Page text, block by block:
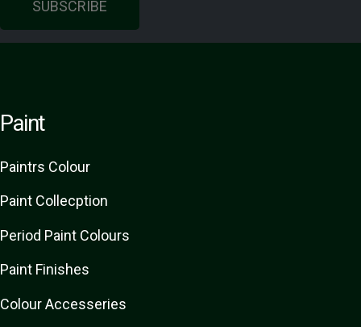
SUBSCRIBE
Paint
Paintrs Colour
Paint Collecption
Period Paint Colours
Paint Finishes
Colour Accesseries